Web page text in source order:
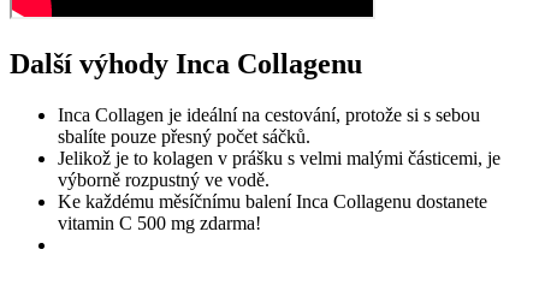
Další výhody Inca Collagenu
Inca Collagen je ideální na cestování, protože si s sebou
sbalíte pouze přesný počet sáčků.
Jelikož je to kolagen v prášku s velmi malými částicemi, je
výborně rozpustný ve vodě.
Ke každému měsíčnímu balení Inca Collagenu dostanete
vitamin C 500 mg zdarma!